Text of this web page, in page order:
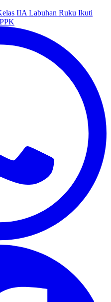
IIA Labuhan Ruku Ikuti